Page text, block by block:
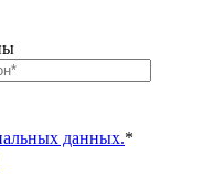
данных.*